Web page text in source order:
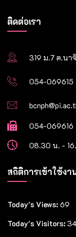
ติดต่อเรา
319 ม.7 ต.นา
054-069615
054-069616
08.30 น. -
สถิติการเข้าใช้งา
Today's Views: 69
Today's Visitors: 34